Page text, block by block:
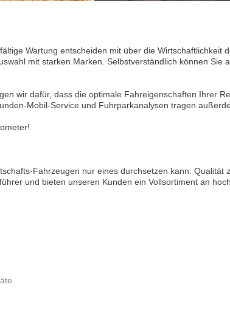
Wartung entscheiden mit über die Wirtschaftlichkeit
mit starken Marken. Selbstverständlich können Sie
wir dafür, dass die optimale Fahreigenschaften Ihrer
Mobil-Service und Fuhrparkanalysen tragen
Fahrzeugen nur eines durchsetzen kann: Qualität
und bieten unseren Kunden ein Vollsortiment an